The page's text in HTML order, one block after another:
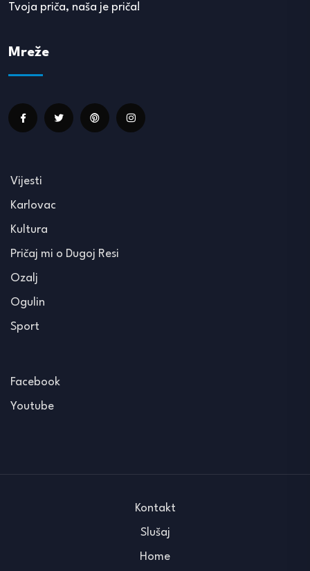
Tvoja priča, naša je priča!
Mreže
Vijesti
Karlovac
Kultura
Pričaj mi o Dugoj Resi
Ozalj
Ogulin
Sport
Facebook
Youtube
Kontakt
Slušaj
Home